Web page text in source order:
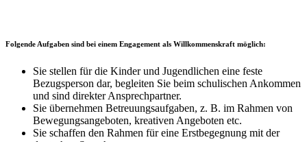
Folgende Aufgaben sind bei einem Engagement als Willkommenskraft möglich:
Sie stellen für die Kinder und Jugendlichen eine feste
Bezugsperson dar, begleiten Sie beim schulischen Ankommen
und sind direkter Ansprechpartner.
Sie übernehmen Betreuungsaufgaben, z. B. im Rahmen von
Bewegungsangeboten, kreativen Angeboten etc.
Sie schaffen den Rahmen für eine Erstbegegnung mit der